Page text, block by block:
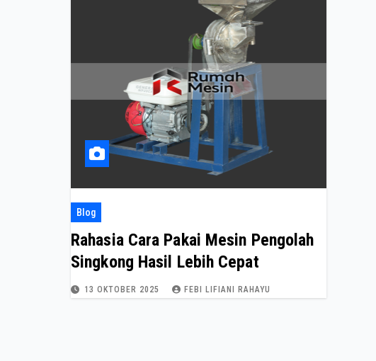
Blog
Rahasia Cara Pakai Mesin Pengolah
Singkong Hasil Lebih Cepat
13 OKTOBER 2025 FEBI LIFIANI RAHAYU